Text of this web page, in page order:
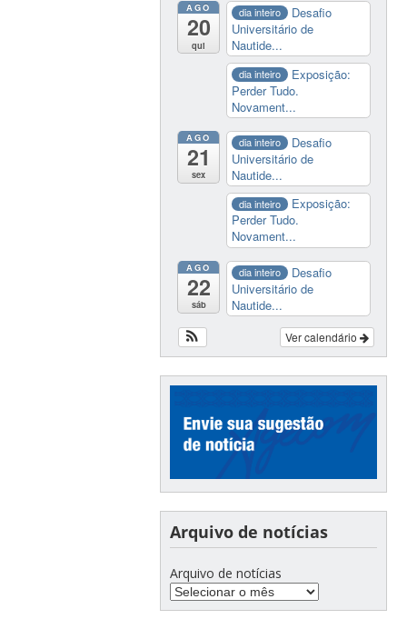
AGO
20
qui
dia inteiro
Desafio
Universitário de
Nautide...
dia inteiro
Exposição:
Perder Tudo.
Novament...
AGO
21
sex
dia inteiro
Desafio
Universitário de
Nautide...
dia inteiro
Exposição:
Perder Tudo.
Novament...
AGO
22
sáb
dia inteiro
Desafio
Universitário de
Nautide...
Ver calendário
Arquivo de notícias
Arquivo de notícias